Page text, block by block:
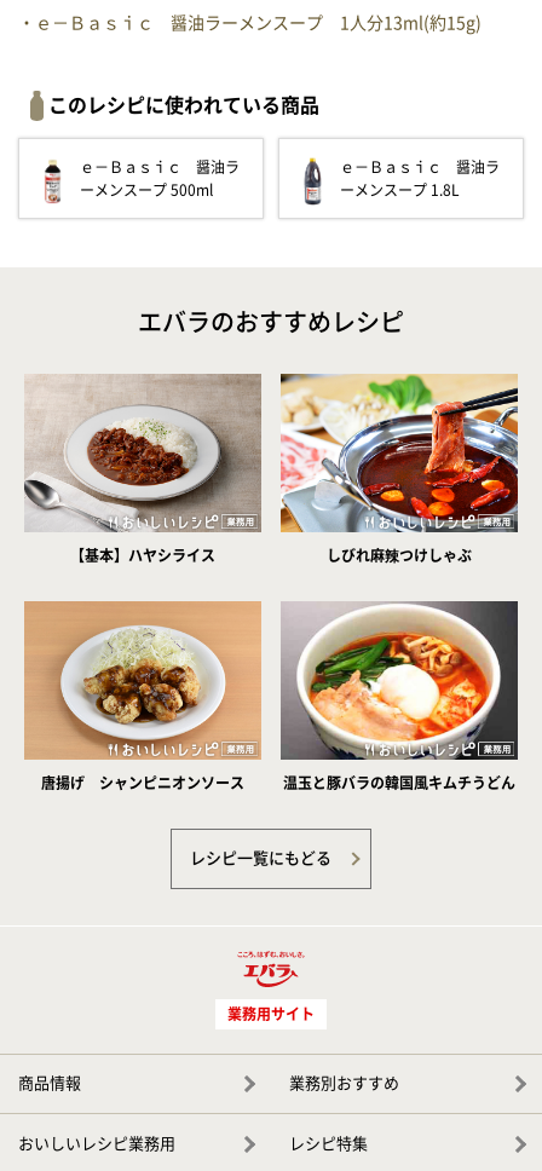
・ｅ－Ｂａｓｉｃ 醤油ラーメンスープ 1人分13ml(約15g)
このレシピに使われている商品
ｅ－Ｂａｓｉｃ 醤油ラ
ーメンスープ 500ml
ｅ－Ｂａｓｉｃ 醤油ラ
ーメンスープ 1.8L
エバラのおすすめレシピ
【基本】ハヤシライス しびれ麻辣つけしゃぶ
唐揚げ シャンピニオンソース 温玉と豚バラの韓国風キムチうどん
レシピ一覧にもどる
業務用サイト
商品情報 業務別おすすめ
おいしいレシピ業務用 レシピ特集